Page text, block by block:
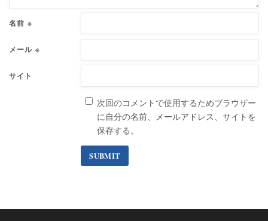
名前 ※
メール ※
サイト
次回のコメントで使用するためブラウザー
に自分の名前、メールアドレス、サイトを
保存する。